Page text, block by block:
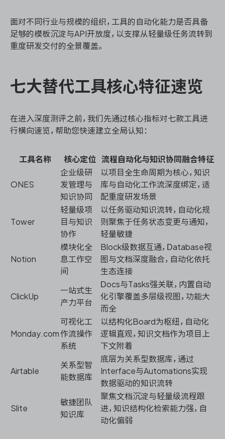
面对不同行业与规模的组织，工具的自动化能力是否具备
足够的模板沉淀与API开放度，以支撑从轻量级任务流转到
重度研发交付的全景覆盖。
七大替代工具核心特征速览
在进入深度测评之前，我们先通过核心指标对七款工具进
行横向速览，帮助您快速建立全局认知：
工具名称 核心定位 流程自动化与知识协同融合特征
ONES
企业级研
发管理与
知识协同
以项目全生命周期为核心，知识
库与自动化工作流深度绑定，适
配重度研发场景
Tower
轻量级项
目与知识
协作
以任务驱动知识流转，自动化规
则聚焦于任务状态变更与通知，
轻量敏捷
Notion
模块化全
息工作空
间
Block级数据互通，Database视
图与文档深度融合，自动化依托
生态连接
ClickUp
一站式生
产力平台
Docs与Tasks强关联，内置自动
化引擎覆盖多层级视图，功能大
而全
Monday.com
可视化工
作流操作
系统
以结构化Board为枢纽，自动化
逻辑直观，知识文档作为项目上
下文附着
Airtable
关系型智
能数据库
底层为关系型数据库，通过
Interface与Automations实现
数据驱动的知识流转
Slite
敏捷团队
知识库
聚焦文档沉淀与轻量级流程跟
进，知识结构化检索能力强，自
动化偏弱